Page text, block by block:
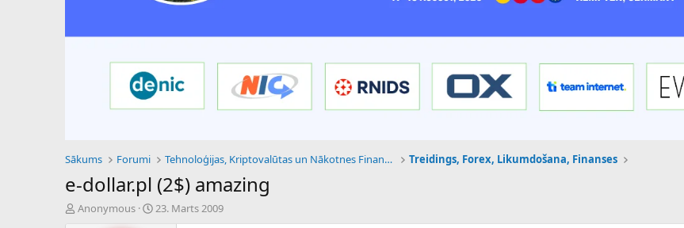
Sākums Forumi Tehnoloģijas, Kriptovalūtas un Nākotnes Finanses Treidings, Forex, Likumdošana, Finanses
e-dollar.pl (2$) amazing
P
Anonymous
S
23. Marts 2009